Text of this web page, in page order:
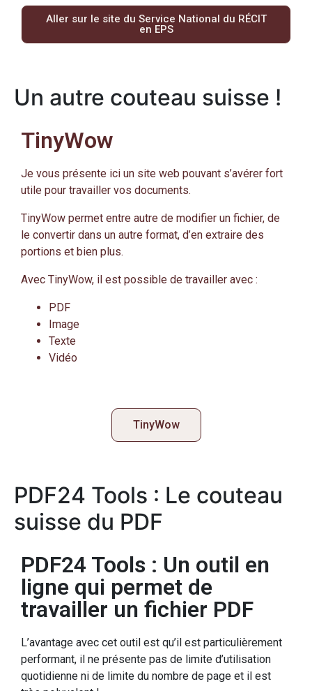
Aller sur le site du Service National du RÉCIT
en EPS
Un autre couteau suisse !
TinyWow
Je vous présente ici un site web pouvant s’avérer fort
utile pour travailler vos documents.
TinyWow permet entre autre de modifier un fichier, de
le convertir dans un autre format, d’en extraire des
portions et bien plus.
Avec TinyWow, il est possible de travailler avec :
PDF
Image
Texte
Vidéo
TinyWow
PDF24 Tools : Le couteau
suisse du PDF
PDF24 Tools : Un outil en
ligne qui permet de
travailler un fichier PDF
L’avantage avec cet outil est qu’il est particulièrement
performant, il ne présente pas de limite d’utilisation
quotidienne ni de limite du nombre de page et il est